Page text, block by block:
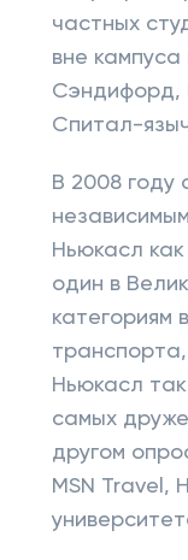
частных
вне
Спитал-
В 2008 году
Ньюкасл
один в
категориям
Ньюкасл
самых
другом
MSN Travel,